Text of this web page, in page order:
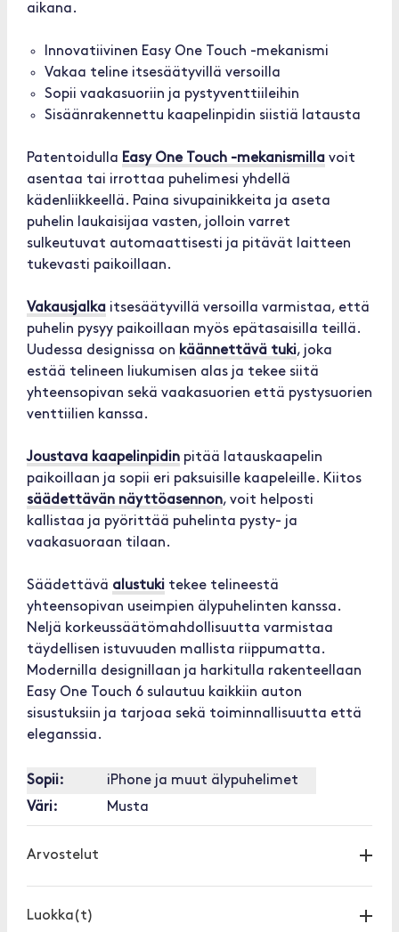
aikana.
Innovatiivinen Easy One Touch -mekanismi
Vakaa teline itsesäätyvillä versoilla
Sopii vaakasuoriin ja pystyventtiileihin
Sisäänrakennettu kaapelinpidin siistiä latausta
Patentoidulla Easy One Touch -mekanismilla voit
asentaa tai irrottaa puhelimesi yhdellä
kädenliikkeellä. Paina sivupainikkeita ja aseta
puhelin laukaisijaa vasten, jolloin varret
sulkeutuvat automaattisesti ja pitävät laitteen
tukevasti paikoillaan.
Vakausjalka itsesäätyvillä versoilla varmistaa, että
puhelin pysyy paikoillaan myös epätasaisilla teillä.
Uudessa designissa on käännettävä tuki, joka
estää telineen liukumisen alas ja tekee siitä
yhteensopivan sekä vaakasuorien että pystysuorien
venttiilien kanssa.
Joustava kaapelinpidin pitää latauskaapelin
paikoillaan ja sopii eri paksuisille kaapeleille. Kiitos
säädettävän näyttöasennon, voit helposti
kallistaa ja pyörittää puhelinta pysty- ja
vaakasuoraan tilaan.
Säädettävä alustuki tekee telineestä
yhteensopivan useimpien älypuhelinten kanssa.
Neljä korkeussäätömahdollisuutta varmistaa
täydellisen istuvuuden mallista riippumatta.
Modernilla designillaan ja harkitulla rakenteellaan
Easy One Touch 6 sulautuu kaikkiin auton
sisustuksiin ja tarjoaa sekä toiminnallisuutta että
eleganssia.
Sopii:
iPhone ja muut älypuhelimet
Väri:
Musta
Arvostelut
Luokka(t)